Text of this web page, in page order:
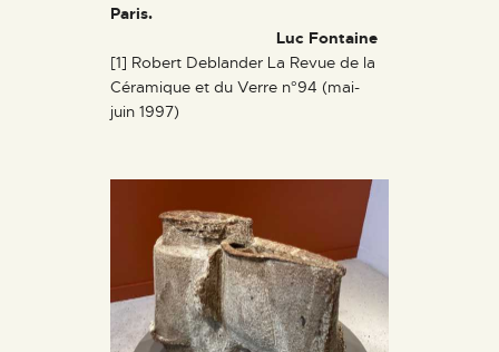
Paris.
Luc Fontaine
[1] Robert Deblander La Revue de la
Céramique et du Verre n°94 (mai-
juin 1997)